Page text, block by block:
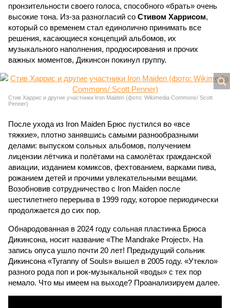
пронзительности своего голоса, способного «брать» очень
высокие тона. Из-за разногласий со Стивом Харрисом,
который со временем стал единолично принимать все
решения, касающиеся концепций альбомов, их
музыкального наполнения, продюсирования и прочих
важных моментов, Дикинсон покинул группу.
Стив Харрис и другие участники Iron Maiden (фото: Wikimedia Commons/ Scott
Penner)
После ухода из Iron Maiden Брюс пустился во «все
тяжкие», плотно занявшись самыми разнообразными
делами: выпуском сольных альбомов, получением
лицензии лётчика и полётами на самолётах гражданской
авиации, изданием комиксов, фехтованием, варками пива,
рожанием детей и прочими увлекательными вещами.
Возобновив сотрудничество с Iron Maiden после
шестилетнего перерыва в 1999 году, которое периодически
продолжается до сих пор.
Обнародованная в 2024 году сольная пластинка Брюса
Дикинсона, носит название «The Mandrake Project». На
запись опуса ушло почти 20 лет! Предыдущий сольник
Дикинсона «Tyranny of Souls» вышел в 2005 году. «Утекло»
разного рода поп и рок-музыкальной «воды» с тех пор
немало. Что мы имеем на выходе? Проанализируем далее.